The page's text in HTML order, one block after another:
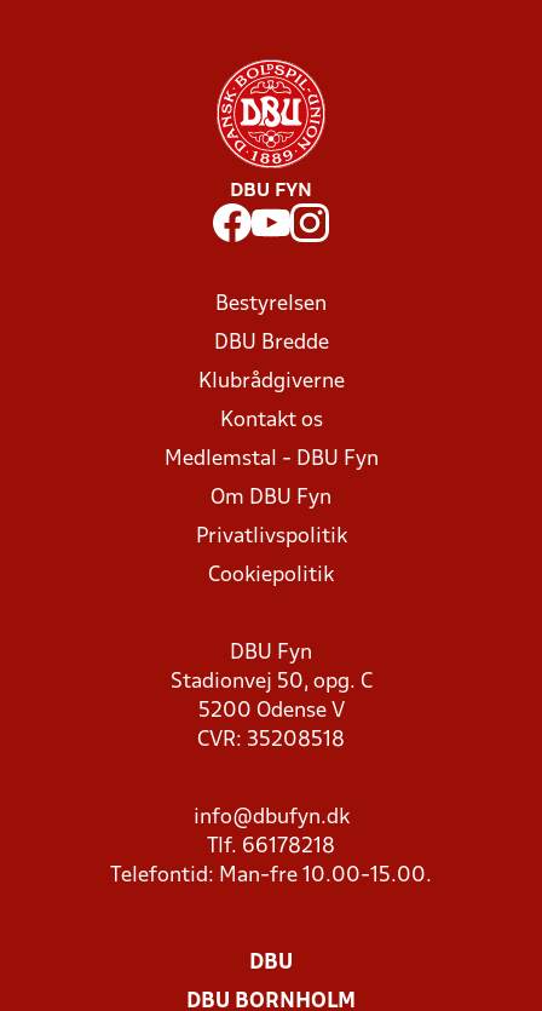
DBU FYN
Bestyrelsen
DBU Bredde
Klubrådgiverne
Kontakt os
Medlemstal - DBU Fyn
Om DBU Fyn
Privatlivspolitik
Cookiepolitik
DBU Fyn
Stadionvej 50, opg. C
5200 Odense V
CVR: 35208518
info@dbufyn.dk
Tlf. 66178218
Telefontid: Man-fre 10.00-15.00.
DBU
DBU BORNHOLM